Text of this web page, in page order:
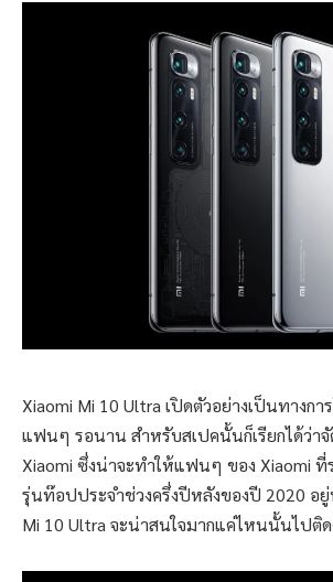
Xiaomi Mi 10 Ultra เปิดตัวอย่างเป็นทางก
แฟนๆ รอนาน สำหรับสเปคนั้นก็เรียกได้ว่าจั
Xiaomi ซึ่งน่าจะทำให้แฟนๆ ของ Xiaomi
รุ่นท๊อปประจำช่วงครึ่งปีหลังของปี 2020 อ
Mi 10 Ultra จะน่าสนใจมากแค่ไหนนั้นไปติ